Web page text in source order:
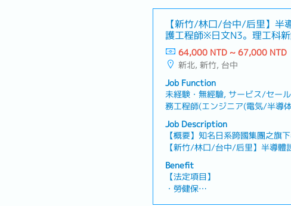
【新竹/林口/台中/后里】半
護工程師※日文N3。理工科
－日系半導體設備供應商
64,000 NTD ~ 67,000 NTD
新北, 新竹, 台中
Job Function
未経験・無經驗, サービス/セー
務工程師(エンジニア(電気/半導
エンジニア・其他(電機/半導體)
スエンジニア・服務/業務工程師(
他(機械)エンジニア・其他(機械)
Job Description
【概要】知名日系跨國集團之旗
【新竹/林口/台中/后里】半導體
容】・半導體設備機台裝設、維
解決・社內一般事務處理・國內、
Benefit
【法定項目】
・勞健保